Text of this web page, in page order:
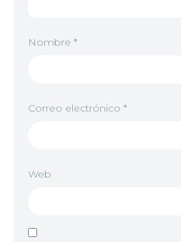
Nombre *
Correo electrónico *
Web